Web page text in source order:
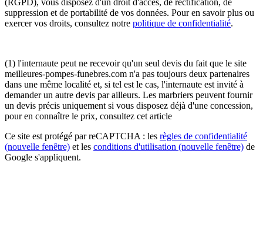
suppression et de portabilité de vos données. Pour en savoir plus ou
exercer vos droits, consultez notre politique de confidentialité.
(1) l'internaute peut ne recevoir qu'un seul devis du fait que le site
meilleures-pompes-funebres.com n'a pas toujours deux partenaires
dans une même localité et, si tel est le cas, l'internaute est invité à
demander un autre devis par ailleurs. Les marbriers peuvent fournir
un devis précis uniquement si vous disposez déjà d'une concession,
pour en connaître le prix, consultez cet article
Ce site est protégé par reCAPTCHA : les règles de confidentialité
(nouvelle fenêtre) et les conditions d'utilisation (nouvelle fenêtre) de
Google s'appliquent.